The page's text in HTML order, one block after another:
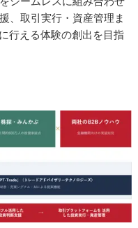
、取引実行・資産管理ま
行える体験の創出を目指